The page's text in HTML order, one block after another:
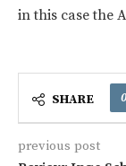
in this case the
SHARE 0
previous post